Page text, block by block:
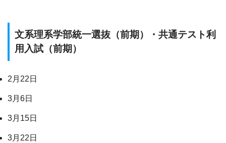
文系理系学部統一選抜（前期）・共通テスト利
用入試（前期）
2月22日
3月6日
3月15日
3月22日